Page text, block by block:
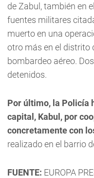
de Zabul, también en
fuentes militares
muerto en una
otro más en el distrito
bombardeo aéreo.
detenidos.
Por último, la Policía
capital, Kabul, por
concretamente con
realizado en el barrio
FUENTE: EUROPA